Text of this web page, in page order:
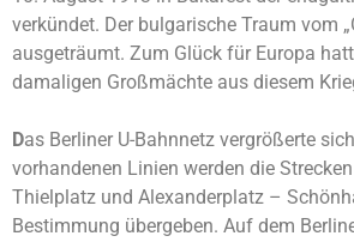
verkündet. Der bulgarische Traum vom
ausgeträumt. Zum Glück für Europa
damaligen Großmächte aus diesem
Das Berliner U-Bahnnetz vergrößerte
vorhandenen Linien werden die
Thielplatz und Alexanderplatz –
Bestimmung übergeben. Auf dem